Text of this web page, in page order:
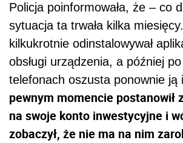
Policja poinformowała, że – co
sytuacja ta trwała kilka
kilkukrotnie odinstalowywał
obsługi urządzenia, a później
telefonach oszusta ponownie ją
pewnym momencie postanowił
na swoje konto inwestycyjne i
zobaczył, że nie ma na nim